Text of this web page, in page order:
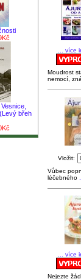
břeh
... více
Moudrost
nemocí,
Vložit:
Vůbec
léčebného
... více
Nejezte